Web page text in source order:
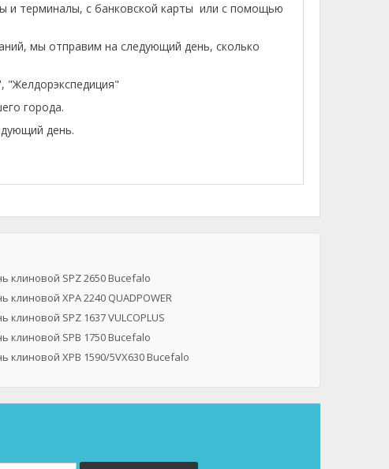
и терминалы, с банковской карты или с помощью
мы отправим на следующий день, сколько
"Желдорэкспедиция"
города.
день.
клиновой SPZ 2650 Bucefalo
клиновой XPA 2240 QUADPOWER
клиновой SPZ 1637 VULCOPLUS
клиновой SPB 1750 Bucefalo
клиновой XPB 1590/5VX630 Bucefalo